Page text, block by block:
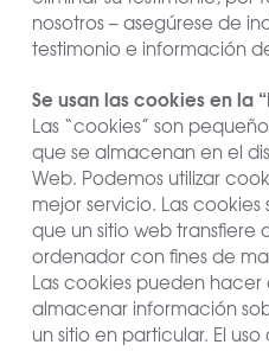
nosotros – asegúrese de
testimonio e información
Se usan las cookies en la
Las “cookies” son
que se almacenan en el
Web. Podemos utilizar
mejor servicio. Las
que un sitio web transfiere
ordenador con fines de
Las cookies pueden hacer
almacenar información
un sitio en particular. El